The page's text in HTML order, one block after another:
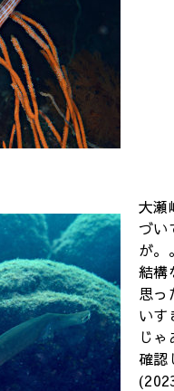
大瀬
づい
が。
結構
思っ
いす
じ
確認